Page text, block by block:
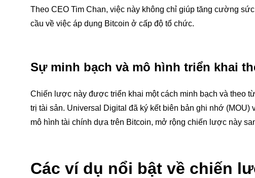
Theo CEO Tim Chan, việc này không chỉ giúp tăng cường
cầu về việc áp dụng Bitcoin ở cấp độ tổ chức.
Sự minh bạch và mô hình triển khai
Chiến lược này được triển khai một cách minh bạch và theo
trị tài sản. Universal Digital đã ký kết biên bản ghi nhớ
mô hình tài chính dựa trên Bitcoin, mở rộng chiến lược này
Các ví dụ nổi bật về chiến